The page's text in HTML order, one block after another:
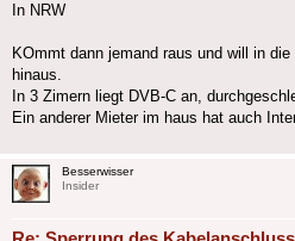
In NRW
KOmmt dann jemand raus und will in
hinaus.
In 3 Zimern liegt DVB-C an,
Ein anderer Mieter im haus hat auch
Besserwisser
Insider